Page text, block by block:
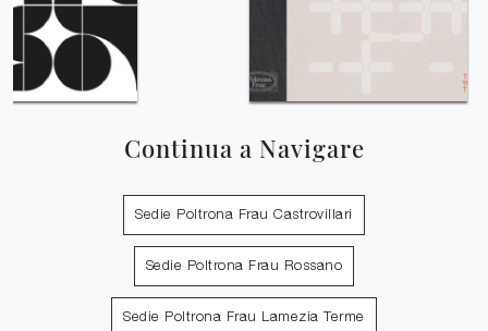
Continua a Navigare
Sedie Poltrona Frau Castrovillari
Sedie Poltrona Frau Rossano
Sedie Poltrona Frau Lamezia Terme